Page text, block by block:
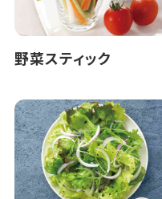
野菜スティック